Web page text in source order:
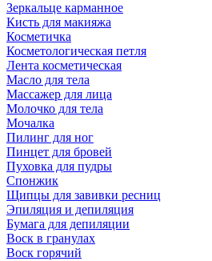
Зеркальце карманное
Кисть для макияжа
Косметичка
Косметологическая петля
Лента косметическая
Масло для тела
Массажер для лица
Молочко для тела
Мочалка
Пилинг для ног
Пинцет для бровей
Пуховка для пудры
Спонжик
Щипцы для завивки ресниц
Эпиляция и депиляция
Бумага для депиляции
Воск в гранулах
Воск горячий